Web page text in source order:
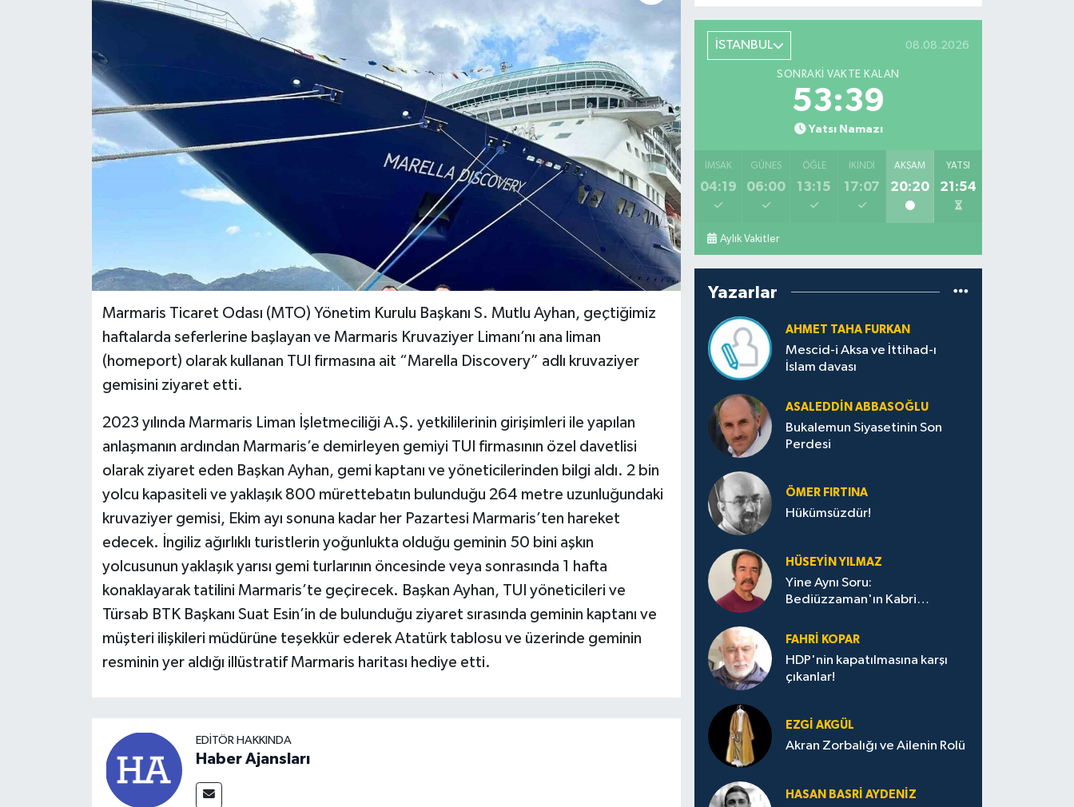
Marmaris Ticaret Odası (MTO) Yönetim Kurulu Başkanı S. Mutlu Ayhan, geçtiğimiz
haftalarda seferlerine başlayan ve Marmaris Kruvaziyer Limanı’nı ana liman
(homeport) olarak kullanan TUI firmasına ait “Marella Discovery” adlı kruvaziyer
gemisini ziyaret etti.
2023 yılında Marmaris Liman İşletmeciliği A.Ş. yetkililerinin girişimleri ile yapılan
anlaşmanın ardından Marmaris’e demirleyen gemiyi TUI firmasının özel davetlisi
olarak ziyaret eden Başkan Ayhan, gemi kaptanı ve yöneticilerinden bilgi aldı. 2 bin
yolcu kapasiteli ve yaklaşık 800 mürettebatın bulunduğu 264 metre uzunluğundaki
kruvaziyer gemisi, Ekim ayı sonuna kadar her Pazartesi Marmaris’ten hareket
edecek. İngiliz ağırlıklı turistlerin yoğunlukta olduğu geminin 50 bini aşkın
yolcusunun yaklaşık yarısı gemi turlarının öncesinde veya sonrasında 1 hafta
konaklayarak tatilini Marmaris’te geçirecek. Başkan Ayhan, TUI yöneticileri ve
Türsab BTK Başkanı Suat Esin’in de bulunduğu ziyaret sırasında geminin kaptanı ve
müşteri ilişkileri müdürüne teşekkür ederek Atatürk tablosu ve üzerinde geminin
resminin yer aldığı illüstratif Marmaris haritası hediye etti.
EDITÖR HAKKINDA
Haber Ajansları
İSTANBUL 08.08.2026
SONRAKI VAKTE KALAN
53:38
Yatsı Namazı
İMSAK
04:19
GÜNEŞ
06:00
ÖĞLE
13:15
İKINDI
17:07
AKŞAM
20:20
YATSI
21:54
Aylık Vakitler
Yazarlar
AHMET TAHA FURKAN
Mescid-i Aksa ve İttihad-ı
İslam davası
ASALEDDIN ABBASOĞLU
Bukalemun Siyasetinin Son
Perdesi
ÖMER FIRTINA
Hükümsüzdür!
HÜSEYIN YILMAZ
Yine Aynı Soru:
Bediüzzaman'ın Kabri
FAHRI KOPAR
HDP'nin kapatılmasına karşı
çıkanlar!
EZGI AKGÜL
Akran Zorbalığı ve Ailenin Rolü
HASAN BASRI AYDENIZ